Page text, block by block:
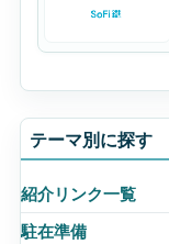
テーマ別に探す
紹介リンク一覧
駐在準備